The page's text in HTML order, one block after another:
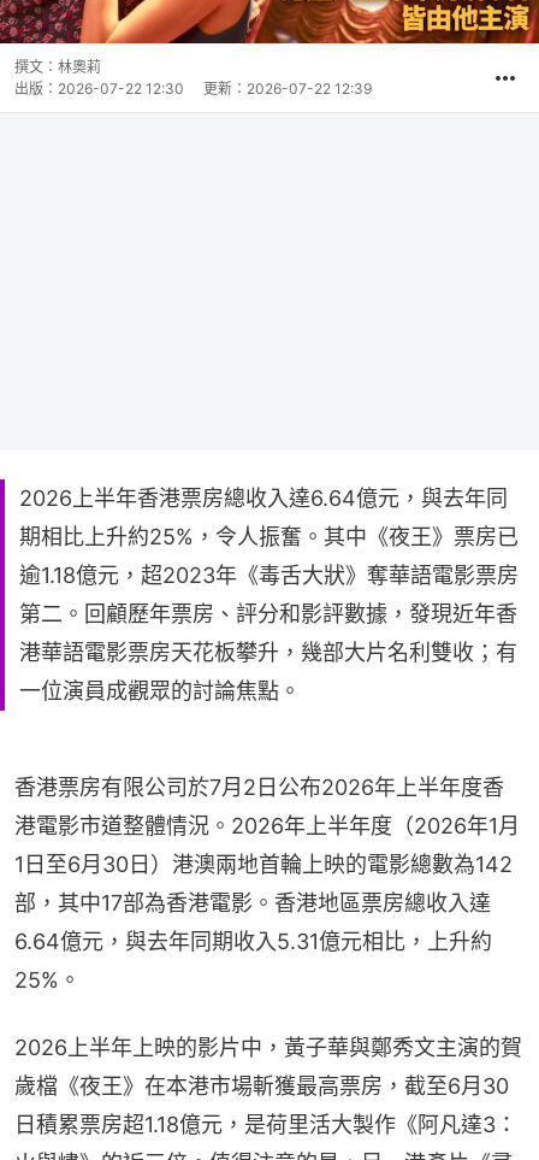
撰文： 林奧莉
出版： 2026-07-22 12:30 更新： 2026-07-22 12:39
2026上半年香港票房總收入達6.64億元，與去年同
期相比上升約25%，令人振奮。其中《夜王》票房已
逾1.18億元，超2023年《毒舌大狀》奪華語電影票房
第二。回顧歷年票房、評分和影評數據，發現近年香
港華語電影票房天花板攀升，幾部大片名利雙收；有
一位演員成觀眾的討論焦點。
香港票房有限公司於7月2日公布2026年上半年度香
港電影市道整體情況。2026年上半年度（2026年1月
1日至6月30日）港澳兩地首輪上映的電影總數為142
部，其中17部為香港電影。香港地區票房總收入達
6.64億元，與去年同期收入5.31億元相比，上升約
25%。
2026上半年上映的影片中，黃子華與鄭秀文主演的賀
歲檔《夜王》在本港市場斬獲最高票房，截至6月30
日積累票房超1.18億元，是荷里活大製作《阿凡達3：